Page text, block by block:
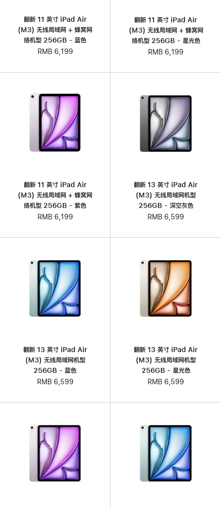
翻新 11 英寸 iPad Air
(M3) 无线局域网 + 蜂窝网
络机型 256GB - 蓝色
RMB 6,199
翻新 11 英寸 iPad Air
(M3) 无线局域网 + 蜂窝网
络机型 256GB - 星光色
RMB 6,199
翻新 11 英寸 iPad Air
(M3) 无线局域网 + 蜂窝网
络机型 256GB - 紫色
RMB 6,199
翻新 13 英寸 iPad Air
(M3) 无线局域网机型
256GB - 深空灰色
RMB 6,599
翻新 13 英寸 iPad Air
(M3) 无线局域网机型
256GB - 蓝色
RMB 6,599
翻新 13 英寸 iPad Air
(M3) 无线局域网机型
256GB - 星光色
RMB 6,599